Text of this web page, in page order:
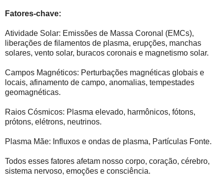
Fatores-chave:
Atividade Solar: Emissões de Massa Coronal (EMCs),
liberações de filamentos de plasma, erupções, manchas
solares, vento solar, buracos coronais e magnetismo solar.
Campos Magnéticos: Perturbações magnéticas globais e
locais, afinamento de campo, anomalias, tempestades
geomagnéticas.
Raios Cósmicos: Plasma elevado, harmônicos, fótons,
prótons, elétrons, neutrinos.
Plasma Mãe: Influxos e ondas de plasma, Partículas Fonte.
Todos esses fatores afetam nosso corpo, coração, cérebro,
sistema nervoso, emoções e consciência.